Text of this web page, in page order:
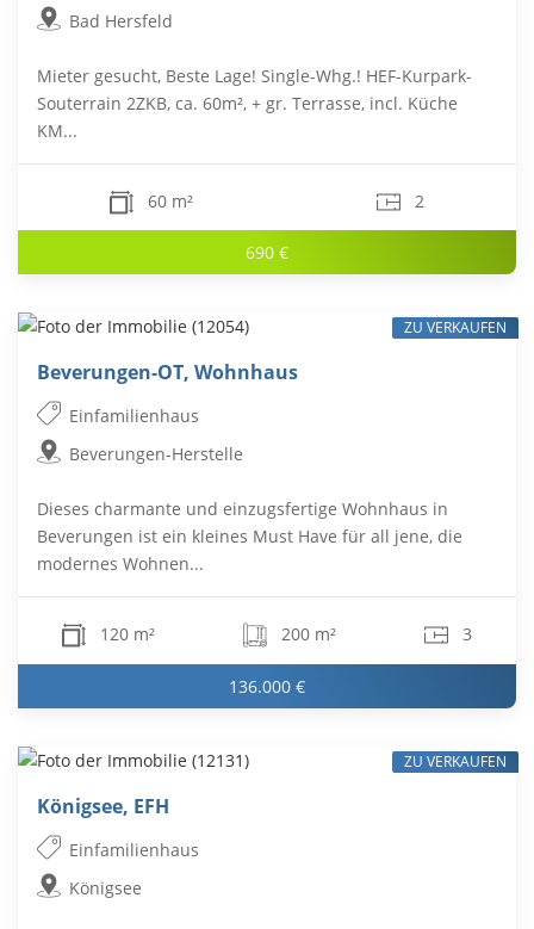
Bad Hersfeld
Mieter gesucht, Beste Lage! Single-Whg.! HEF-Kurpark-
Souterrain 2ZKB, ca. 60m², + gr. Terrasse, incl. Küche
KM...
60 m² 2
690 €
Beverungen-OT, Wohnhaus
Einfamilienhaus
Beverungen-Herstelle
Dieses charmante und einzugsfertige Wohnhaus in
Beverungen ist ein kleines Must Have für all jene, die
modernes Wohnen...
120 m² 200 m² 3
136.000 €
ZU VERKAUFEN
Königsee, EFH
Einfamilienhaus
Königsee
ZU VERKAUFEN